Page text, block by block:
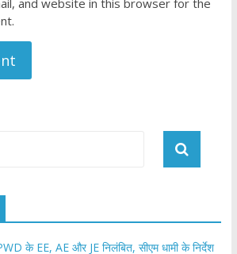
and website in this browser for the
के EE, AE और JE निलंबित, सीएम धामी के निर्देश